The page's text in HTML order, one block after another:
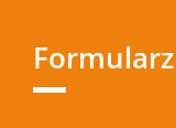
Formularz